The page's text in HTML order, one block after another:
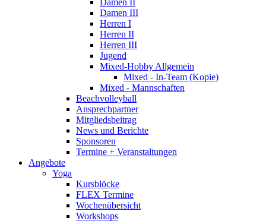
Damen II
Damen III
Herren I
Herren II
Herren III
Jugend
Mixed-Hobby Allgemein
Mixed - In-Team (Kopie)
Mixed - Mannschaften
Beachvolleyball
Ansprechpartner
Mitgliedsbeitrag
News und Berichte
Sponsoren
Termine + Veranstaltungen
Angebote
Yoga
Kursblöcke
FLEX Termine
Wochenübersicht
Workshops